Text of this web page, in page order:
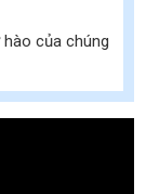
của chúng